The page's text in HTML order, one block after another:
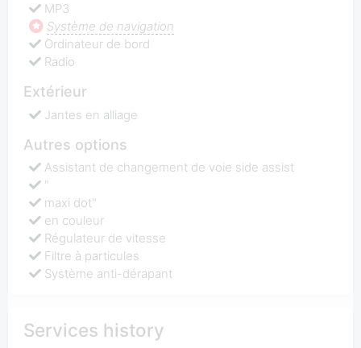
MP3
Système de navigation
Ordinateur de bord
Radio
Extérieur
Jantes en alliage
Autres options
Assistant de changement de voie side assist
"
maxi dot"
en couleur
Régulateur de vitesse
Filtre à particules
Système anti-dérapant
Services history